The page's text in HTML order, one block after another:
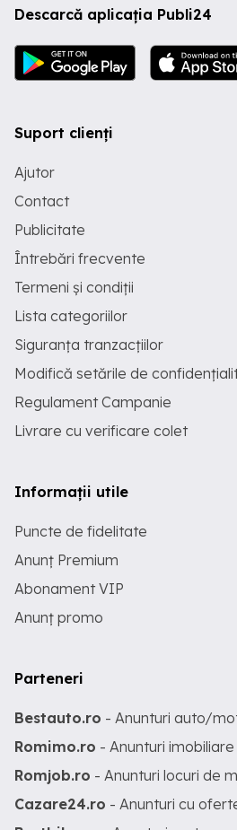
Descarcă aplicația Publi24
Suport clienți
Ajutor
Contact
Publicitate
Întrebări frecvente
Termeni și condiții
Lista categoriilor
Siguranța tranzacțiilor
Modifică setările de
Regulament Campanie
Livrare cu verificare colet
Informații utile
Puncte de fidelitate
Anunț Premium
Abonament VIP
Anunț promo
Parteneri
Bestauto.ro - Anunturi auto/
Romimo.ro - Anunturi imobiliare
Romjob.ro - Anunturi locuri de
Cazare24.ro - Anunturi cu